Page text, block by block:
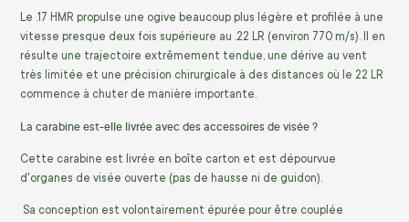
Le .17 HMR propulse une ogive beaucoup plus légère et profilée à une
vitesse presque deux fois supérieure au .22 LR (environ 770 m/s). Il en
résulte une trajectoire extrêmement tendue, une dérive au vent
très limitée et une précision chirurgicale à des distances où le 22 LR
commence à chuter de manière importante.
La carabine est-elle livrée avec des accessoires de visée ?
Cette carabine est livrée en boîte carton et est dépourvue
d'organes de visée ouverte (pas de hausse ni de guidon).
Sa conception est volontairement épurée pour être couplée